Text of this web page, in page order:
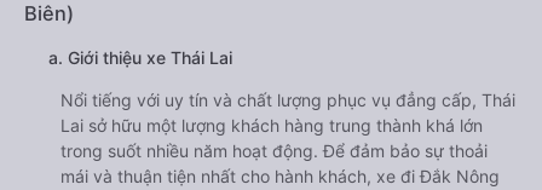
Biên)
a. Giới thiệu xe Thái Lai
Nổi tiếng với uy tín và chất lượng phục vụ đẳng cấp, Thái
Lai sở hữu một lượng khách hàng trung thành khá lớn
trong suốt nhiều năm hoạt động. Để đảm bảo sự thoải
mái và thuận tiện nhất cho hành khách, xe đi Đắk Nông